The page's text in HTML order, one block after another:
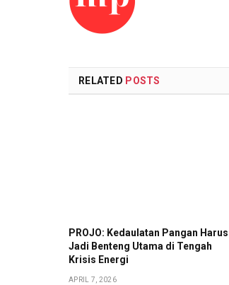
RELATED POSTS
PROJO: Kedaulatan Pangan Harus
Jadi Benteng Utama di Tengah
Krisis Energi
APRIL 7, 2026